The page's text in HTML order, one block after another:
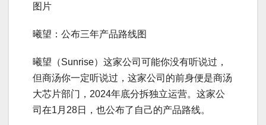
图片
曦望：公布三年产品路线图
曦望（Sunrise）这家公司可能你没有听说过，
但商汤你一定听说过，这家公司的前身便是商汤
大芯片部门，2024年底分拆独立运营。这家公
司在1月28日，也公布了自己的产品路线。